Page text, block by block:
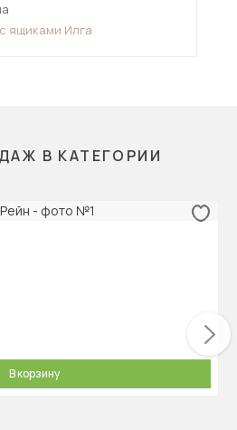
ящиками Илга
В КАТЕГОРИИ
В корзину